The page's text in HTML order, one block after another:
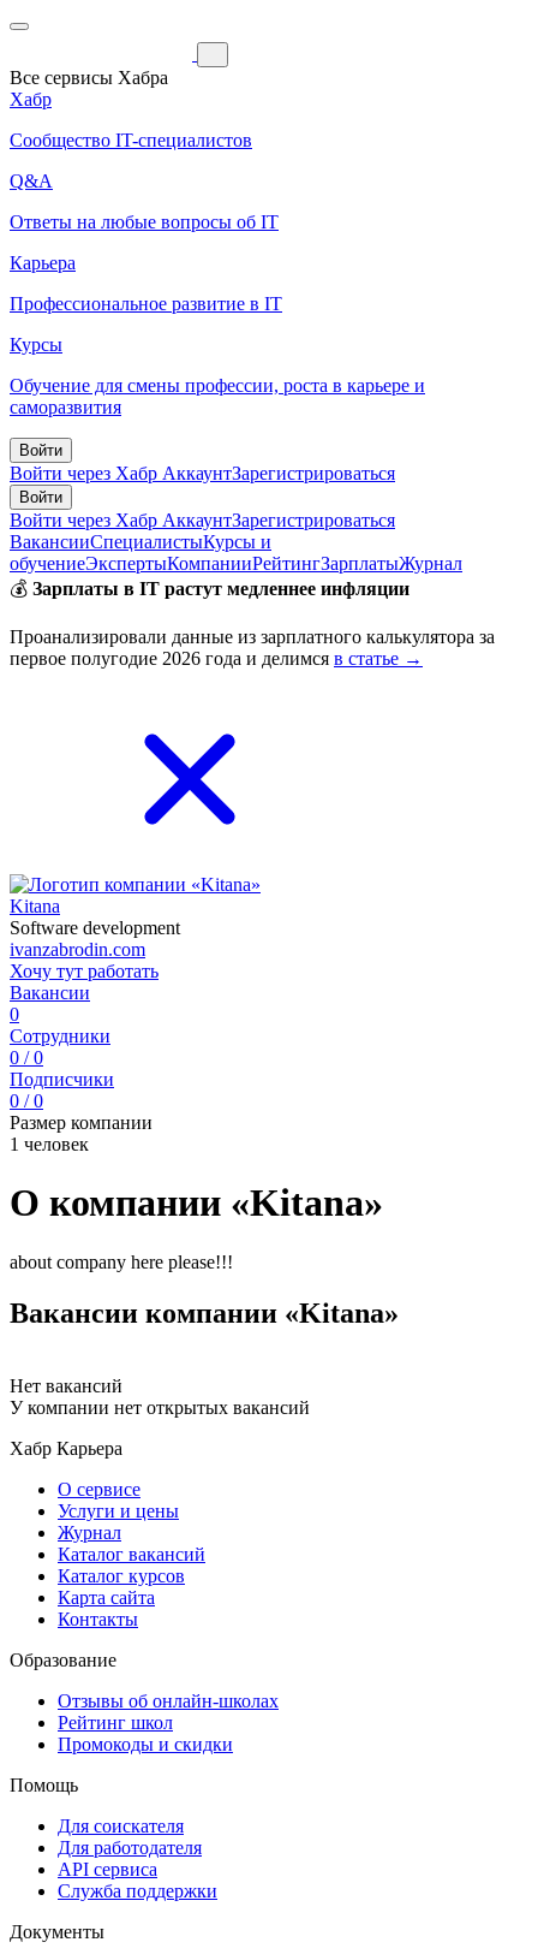
Все сервисы Хабра
Хабр
Сообщество IT-специалистов
Q&A
Ответы на любые вопросы об IT
Карьера
Профессиональное развитие в IT
Курсы
Обучение для смены профессии, роста в карьере и
саморазвития
Войти
Войти через Хабр АккаунтЗарегистрироваться
Войти
Войти через Хабр АккаунтЗарегистрироваться
ВакансииСпециалистыКурсы и
обучениеЭкспертыКомпанииРейтингЗарплатыЖурнал
💰 Зарплаты в IT растут медленнее инфляции
Проанализировали данные из зарплатного калькулятора за
первое полугодие 2026 года и делимся в статье →
Kitana
Software development
ivanzabrodin.com
Хочу тут работать
Вакансии
0
Сотрудники
0 / 0
Подписчики
0 / 0
Размер компании
1 человек
О компании «Kitana»
about company here please!!!
Вакансии компании «Kitana»
Нет вакансий
У компании нет открытых вакансий
Хабр Карьера
О сервисе
Услуги и цены
Журнал
Каталог вакансий
Каталог курсов
Карта сайта
Контакты
Образование
Отзывы об онлайн-школах
Рейтинг школ
Промокоды и скидки
Помощь
Для соискателя
Для работодателя
API сервиса
Служба поддержки
Документы